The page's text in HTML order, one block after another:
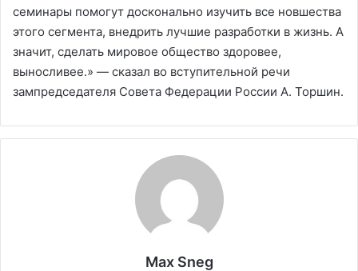
семинары помогут досконально изучить все новшества
этого сегмента, внедрить лучшие разработки в жизнь. А
значит, сделать мировое общество здоровее,
выносливее.» — сказал во вступительной речи
зампредседателя Совета Федерации России А. Торшин.
Max Sneg